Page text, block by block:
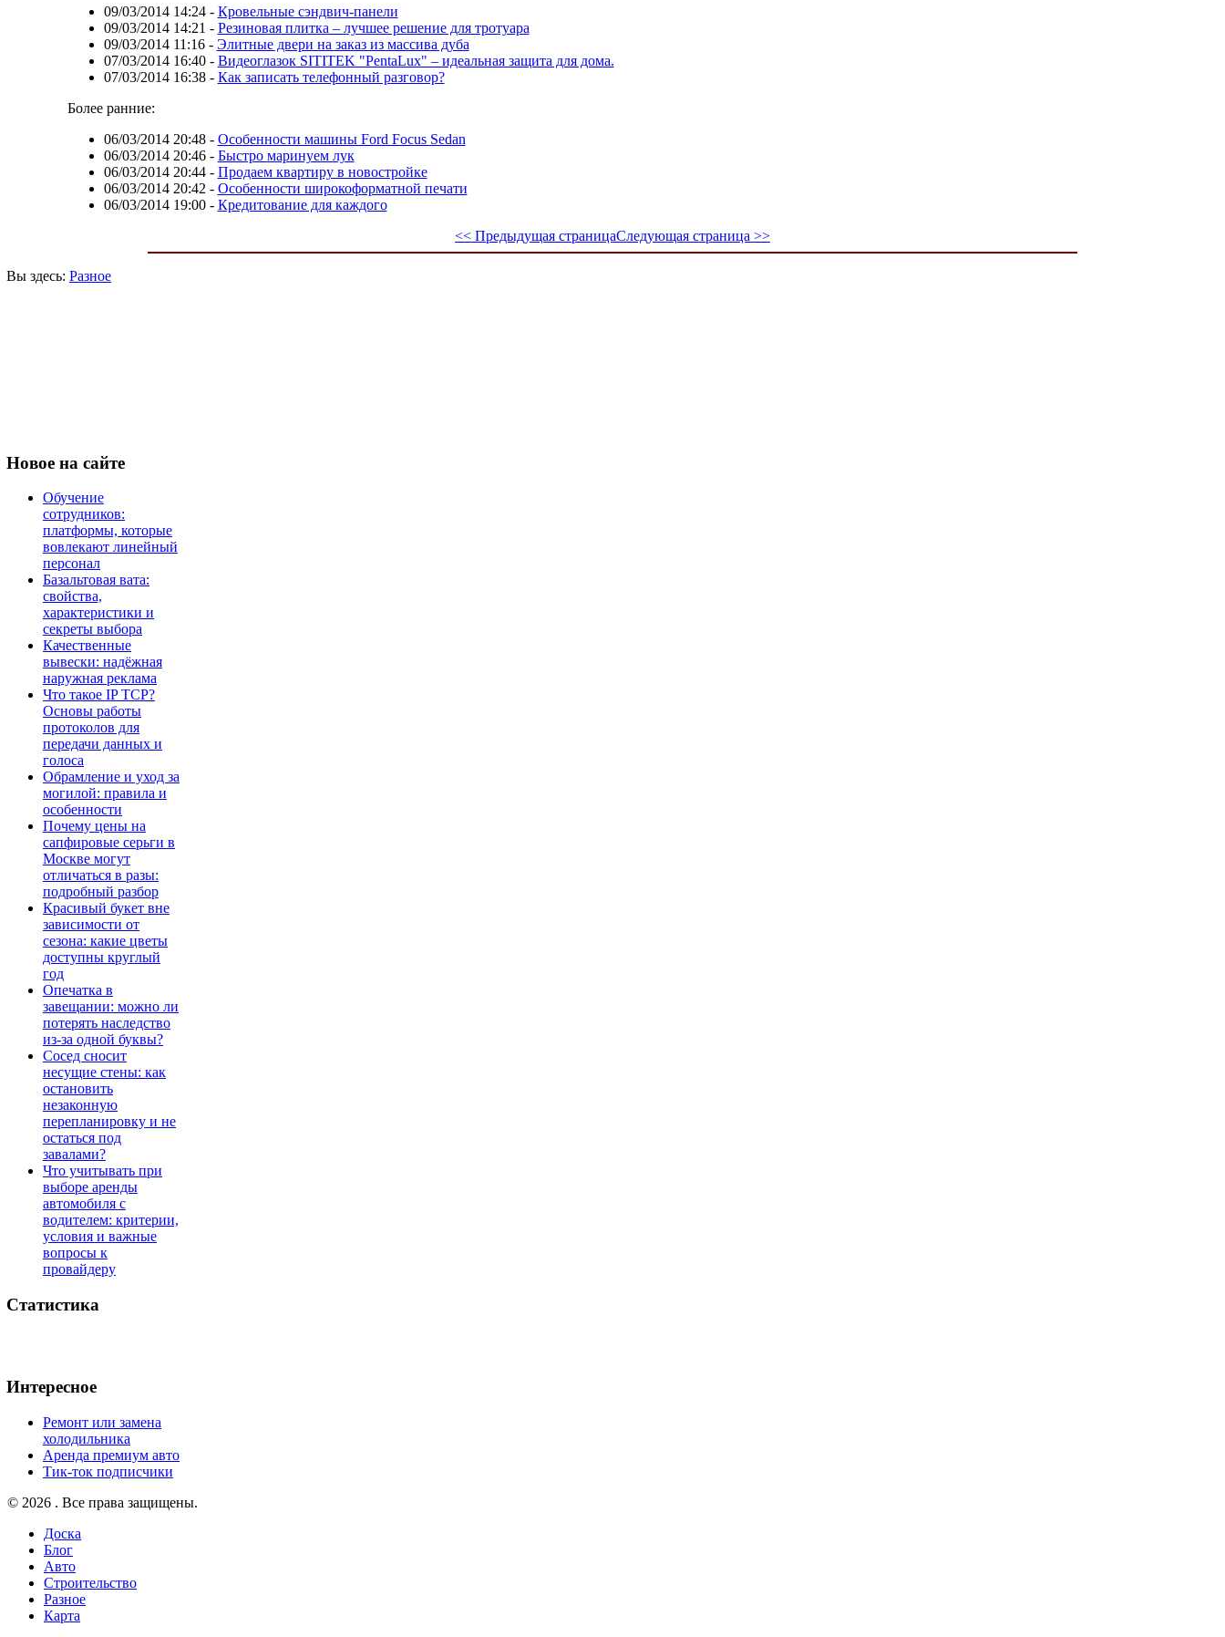
09/03/2014 14:24- Кровельные сэндвич-панели
09/03/2014 14:21 - Резиновая плитка – лучшее решение для тротуара
09/03/2014 11:16- Элитные двери на заказ из массива дуба
07/03/2014 16:40- Видеоглазок SITITEK "PentaLux" – идеальная защита для дома.
07/03/2014 16:38- Как записать телефонный разговор?
Более ранние:
06/03/2014 20:48- Особенности машины Ford Focus Sedan
06/03/2014 20:46- Быстро маринуем лук
06/03/2014 20:44- Продаем квартиру в новостройке
06/03/2014 20:42 - Особенности широкоформатной печати
06/03/2014 19:00- Кредитование для каждого
<< Предыдущая страницаСледующая страница >>
Вы здесь: Разное
Новое на сайте
Обучение
сотрудников:
платформы, которые
вовлекают линейный
персонал
Базальтовая вата:
свойства,
характеристики и
секреты выбора
Качественные
вывески: надёжная
наружная реклама
Что такое IP TCP?
Основы работы
протоколов для
передачи данных и
голоса
Обрамление и уход за
могилой: правила и
особенности
Почему цены на
сапфировые серьги в
Москве могут
отличаться в разы:
подробный разбор
Красивый букет вне
зависимости от
сезона: какие цветы
доступны круглый
год
Опечатка в
завещании: можно ли
потерять наследство
из-за одной буквы?
Сосед сносит
несущие стены: как
остановить
незаконную
перепланировку и не
остаться под
завалами?
Что учитывать при
выборе аренды
автомобиля с
водителем: критерии,
условия и важные
вопросы к
провайдеру
Статистика
Интересное
Ремонт или замена
холодильника
Аренда премиум авто
Тик-ток подписчики
© 2026 . Все права защищены.
Доска
Блог
Авто
Строительство
Разное
Карта